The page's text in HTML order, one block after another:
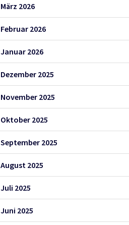
März 2026
Februar 2026
Januar 2026
Dezember 2025
November 2025
Oktober 2025
September 2025
August 2025
Juli 2025
Juni 2025